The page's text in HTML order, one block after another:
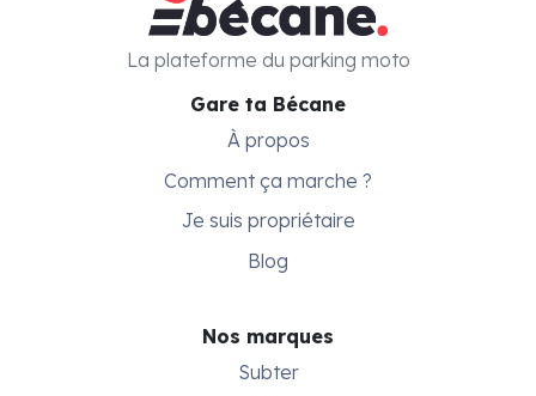
Gare ta Bécane
À propos
Comment ça marche ?
Je suis propriétaire
Blog
Nos marques
Subter
La plateforme du parking moto